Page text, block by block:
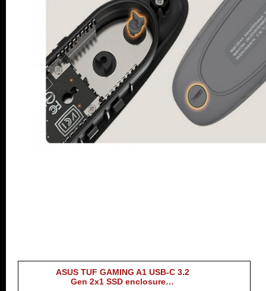
ASUS TUF GAMING A1 USB-C 3.2
Gen 2x1 SSD enclosure…